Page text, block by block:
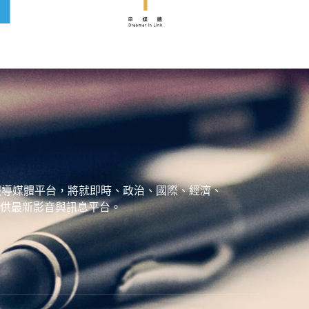
媒體平台，將就即時、政治、國際、經濟、
最新影音與訊息平台。